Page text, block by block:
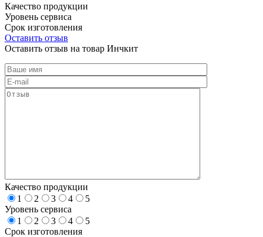
Качество продукции
Уровень сервиса
Срок изготовления
Оставить отзыв
Оставить отзыв на товар Инчкит
Качество продукции
1
2 3 4
5
Уровень сервиса
1
2 3 4
5
Срок изготовления